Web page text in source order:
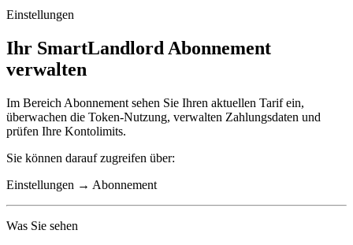
Einstellungen
Ihr SmartLandlord Abonnement
verwalten
Im Bereich Abonnement sehen Sie Ihren aktuellen Tarif ein,
überwachen die Token-Nutzung, verwalten Zahlungsdaten und
prüfen Ihre Kontolimits.
Sie können darauf zugreifen über:
Einstellungen → Abonnement
Was Sie sehen